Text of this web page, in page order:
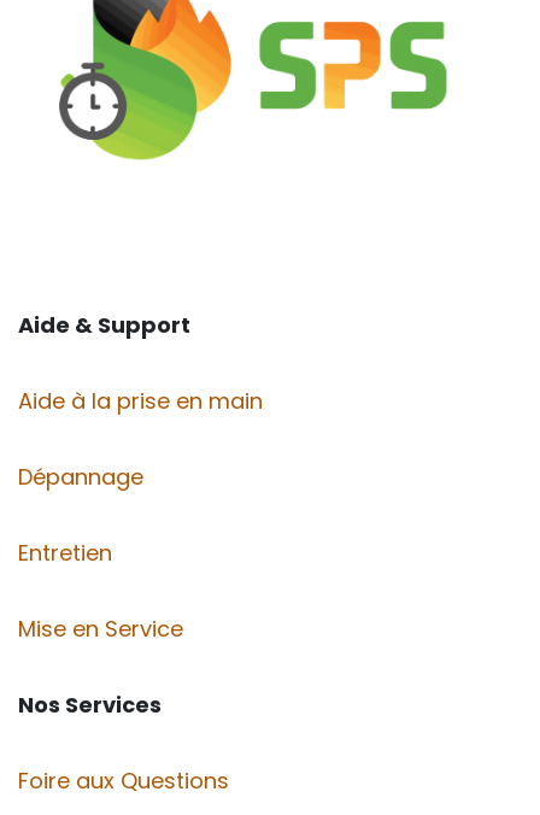
Aide & Support
Aide à la prise en main
Dépannage
Entretien
Mise en Service
Nos Services
Foire aux Questions